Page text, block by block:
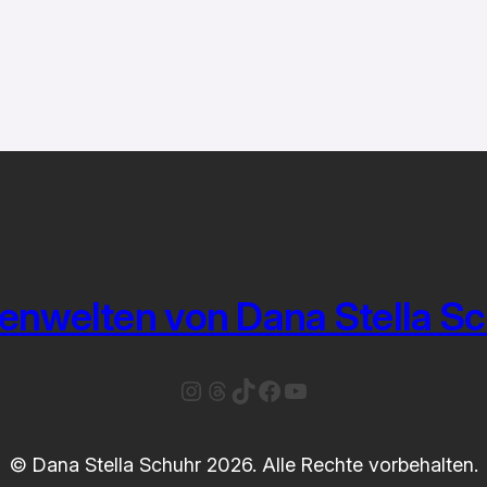
von Dana Stella
Instagram
Threads
TikTok
Facebook
YouTube
© Dana Stella Schuhr 2026. Alle Rechte vorbehalten.